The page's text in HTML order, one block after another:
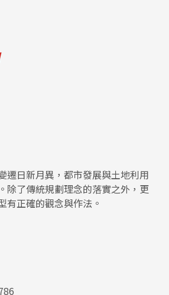
遷日新月異，都市發展與土地利用
除了傳統規劃理念的落實之外，更
有正確的觀念與作法。